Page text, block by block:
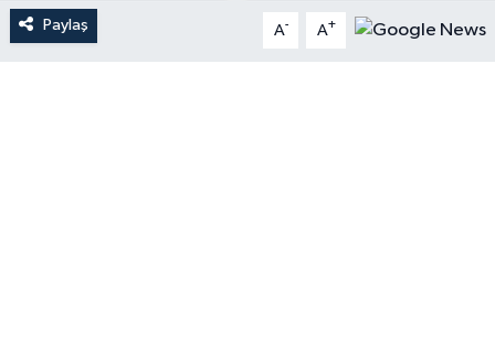
Paylaş A- A+